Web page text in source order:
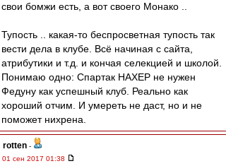
свои бомжи есть, а вот своего Монако ..
Тупость .. какая-то беспросветная тупость так
вести дела в клубе. Всё начиная с сайта,
атрибутики и т.д. и кончая селекцией и школой.
Понимаю одно: Спартак НАХЕР не нужен
Федуну как успешный клуб. Реально как
хороший отчим. И умереть не даст, но и не
поможет нихрена.
rotten -
01 сен 2017 01:38